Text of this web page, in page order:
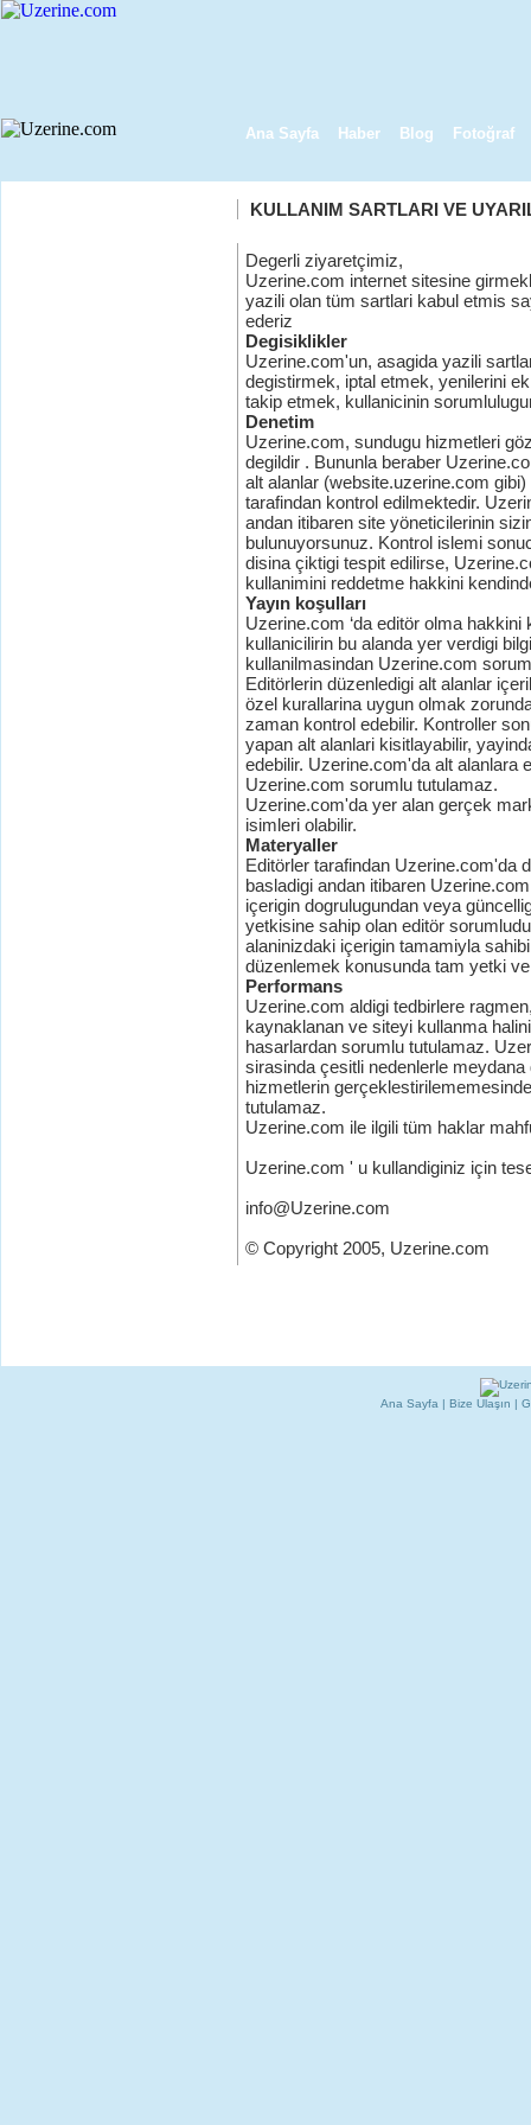
Ana Sayfa Haber Blog Fotoğraf
KULLANIM SARTLARI VE
Degerli ziyaretçimiz,
Uzerine.com internet sitesine
yazili olan tüm sartlari kabul etmis
ederiz
Degisiklikler
Uzerine.com'un, asagida yazili
degistirmek, iptal etmek, yenilerini
takip etmek, kullanicinin
Denetim
Uzerine.com, sundugu hizmetleri
degildir . Bununla beraber
alt alanlar (website.uzerine.com
tarafindan kontrol edilmektedir.
andan itibaren site yöneticilerinin
bulunuyorsunuz. Kontrol islemi
disina çiktigi tespit edilirse,
kullanimini reddetme hakkini
Yayın koşulları
Uzerine.com ‘da editör olma
kullanicilirin bu alanda yer verdigi
kullanilmasindan Uzerine.com
Editörlerin düzenledigi alt alanlar
özel kurallarina uygun olmak
zaman kontrol edebilir. Kontroller
yapan alt alanlari kisitlayabilir,
edebilir. Uzerine.com'da alt alanlara
Uzerine.com sorumlu tutulamaz.
Uzerine.com'da yer alan gerçek
isimleri olabilir.
Materyaller
Editörler tarafindan Uzerine.com'da
basladigi andan itibaren
içerigin dogrulugundan veya
yetkisine sahip olan editör
alaninizdaki içerigin tamamiyla
düzenlemek konusunda tam yetki
Performans
Uzerine.com aldigi tedbirlere
kaynaklanan ve siteyi kullanma
hasarlardan sorumlu tutulamaz.
sirasinda çesitli nedenlerle
hizmetlerin
tutulamaz.
Uzerine.com ile ilgili tüm haklar
Uzerine.com ' u kullandiginiz için
info@Uzerine.com
© Copyright 2005, Uzerine.com
Ana Sayfa | Bize Ulaşın |